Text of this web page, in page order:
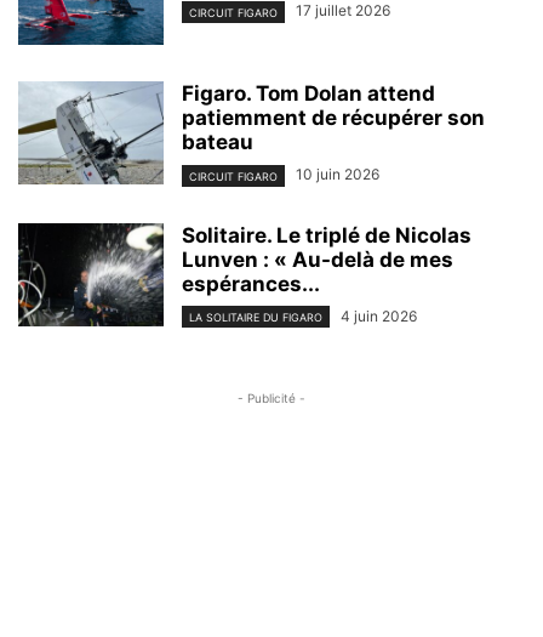
CIRCUIT FIGARO 17 juillet 2026
Figaro. Tom Dolan attend
patiemment de récupérer son
bateau
CIRCUIT FIGARO 10 juin 2026
Solitaire. Le triplé de Nicolas
Lunven : « Au-delà de mes
espérances...
LA SOLITAIRE DU FIGARO 4 juin 2026
- Publicité -